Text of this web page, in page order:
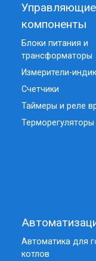
Управляющие
компоненты
Блоки питания и
трансформаторы
Измерители-
Счетчики
Таймеры и реле
Терморегуляторы
Автоматика для
котлов